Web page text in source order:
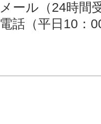
メール（24時間
電話（平日10：